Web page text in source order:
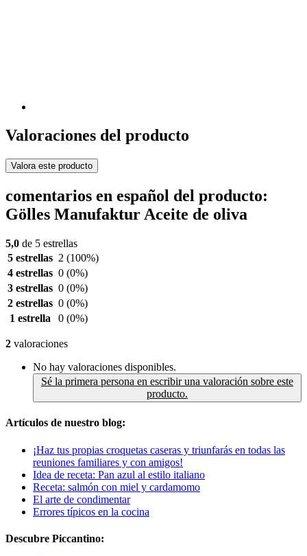
Valoraciones del producto
Valora este producto
comentarios en español del producto:
Gölles Manufaktur Aceite de oliva
5,0 de 5 estrellas
5 estrellas 2 (100%)
4 estrellas 0 (0%)
3 estrellas 0 (0%)
2 estrellas 0 (0%)
1 estrella
0 (0%)
2 valoraciones
No hay valoraciones disponibles.
Sé la primera persona en escribir una valoración sobre este
producto.
Artículos de nuestro blog:
¡Haz tus propias croquetas caseras y triunfarás en todas las
reuniones familiares y con amigos!
Idea de receta: Pan azul al estilo italiano
Receta: salmón con miel y cardamomo
El arte de condimentar
Errores típicos en la cocina
Descubre Piccantino: